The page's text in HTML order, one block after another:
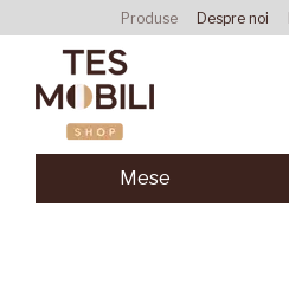
Mergi la conținutul principal
Produse Despre noi
Acordul utilizatorului
Mese